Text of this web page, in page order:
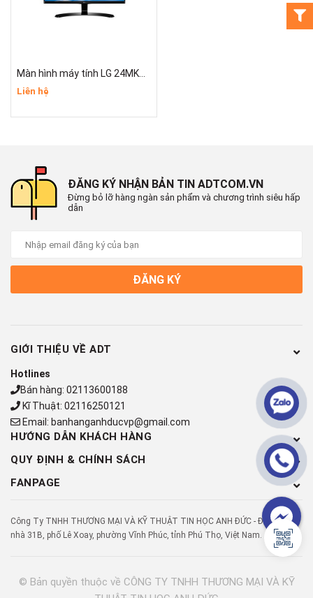
Liên hệ
ĐĂNG KÝ NHẬN BẢN TIN ADTCOM.VN
Đừng bỏ lỡ hàng ngàn sản phẩm và chương trình siêu hấp
dẫn
ĐĂNG KÝ
GIỚI THIỆU VỀ ADT
Hotlines
Bán hàng: 02113600188
Kĩ Thuật: 02116250121
Email: banhanganhducvp@gmail.com
HƯỚNG DẪN KHÁCH HÀNG
QUY ĐỊNH & CHÍNH SÁCH
FANPAGE
Công Ty TNHH THƯƠNG MẠI VÀ KỸ THUẬT TIN HỌC ANH ĐỨC - Địa chỉ: Số
nhà 31B, phố Lê Xoay, phường Vĩnh Phúc, tỉnh Phú Thọ, Việt Nam.
© Bản quyền thuộc về CÔNG TY TNHH THƯƠNG MẠI VÀ KỸ